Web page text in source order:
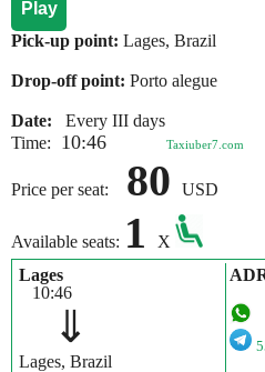
Play
Pick-up point: Lages, Brazil
Drop-off point: Porto alegue
Date:
Every III days
Time:
10:46 Taxiuber7.com
Price per seat: 80 USD
Available seats: 1
X
Lages
10:46
⇓
Lages, Brazil